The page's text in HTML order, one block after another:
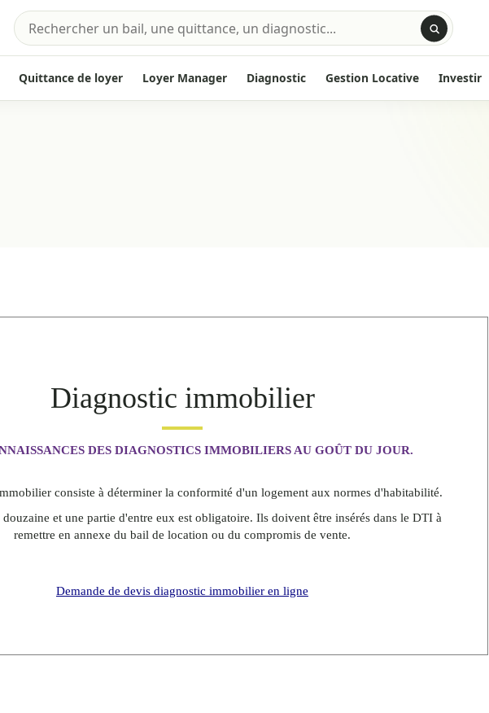
Quittance de loyer Loyer Manager Diagnostic Gestion Locative Investir
Diagnostic immobilier
DES DIAGNOSTICS IMMOBILIERS AU GOÛT DU JOUR.
consiste à déterminer la conformité d'un logement aux normes d'habitabilité.
et une partie d'entre eux est obligatoire. Ils doivent être insérés dans le DTI à
remettre en annexe du bail de location ou du compromis de vente.
Demande de devis diagnostic immobilier en ligne